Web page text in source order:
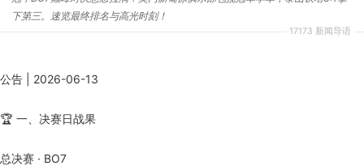
17173 新闻导语
下第三。速览最终排名与高光时刻！
公告 | 2026-06-13
🏆 一、决赛日战果
总决赛 · BO7